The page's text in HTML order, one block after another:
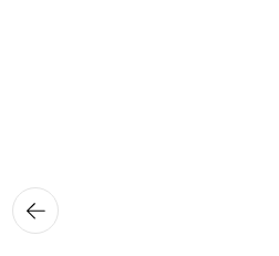
뒤로가
기